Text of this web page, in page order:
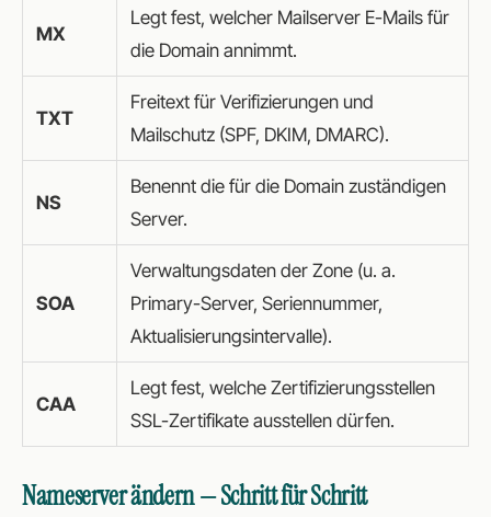
MX
Legt fest, welcher Mailserver E-Mails für
die Domain annimmt.
TXT
Freitext für Verifizierungen und
Mailschutz (SPF, DKIM, DMARC).
NS
Benennt die für die Domain zuständigen
Server.
SOA
Verwaltungsdaten der Zone (u. a.
Primary-Server, Seriennummer,
Aktualisierungsintervalle).
CAA
Legt fest, welche Zertifizierungsstellen
SSL-Zertifikate ausstellen dürfen.
Nameserver ändern — Schritt für Schritt